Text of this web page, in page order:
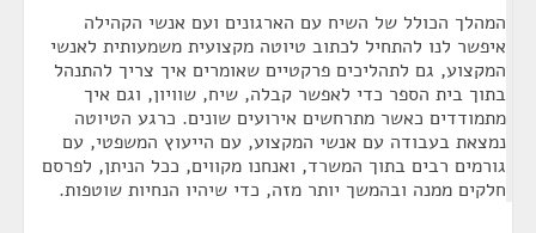
המהלך הכולל של השיח עם הארגונים ועם אנשי הקהילה
איפשר לנו להתחיל לכתוב טיוטה מקצועית משמעותית לאנשי
המקצוע, גם לתהליכים פרקטיים שאומרים איך צריך להתנהל
בתוך בית הספר כדי לאפשר קבלה, שיח, שוויון, וגם איך
מתמודדים כאשר מתרחשים אירועים שונים. כרגע הטיוטה
נמצאת בעבודה עם אנשי המקצוע, עם הייעוץ המשפטי, עם
גורמים רבים בתוך המשרד, ואנחנו מקווים, ככל הניתן, לפרסם
חלקים ממנה ובהמשך יותר מזה, כדי שיהיו הנחיות שוטפות.